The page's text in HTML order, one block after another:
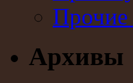
Прочие
Архивы